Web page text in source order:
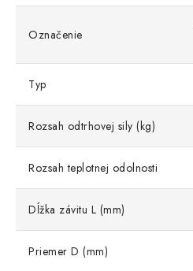
Označenie
Typ
Rozsah odtrhovej sily (kg)
Rozsah teplotnej odolnosti
Dĺžka závitu L (mm)
Priemer D (mm)